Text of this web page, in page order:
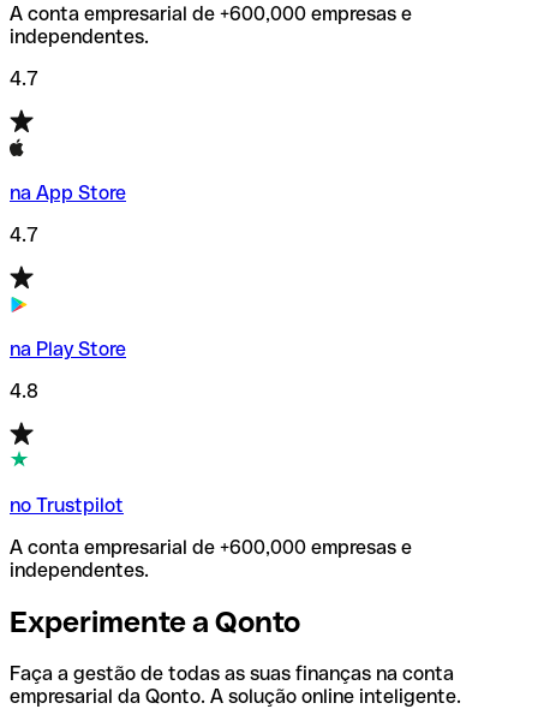
A conta empresarial de +600,000 empresas e
independentes.
4.7
na App Store
4.7
na Play Store
4.8
no Trustpilot
A conta empresarial de +600,000 empresas e
independentes.
Experimente a Qonto
Faça a gestão de todas as suas finanças na conta
empresarial da Qonto. A solução online inteligente.